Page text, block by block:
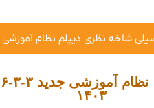
شاخه نظری دیپلم نظام
۱۴۰۳